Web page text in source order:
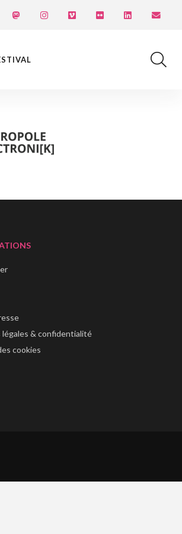
& confidentialité
cookies